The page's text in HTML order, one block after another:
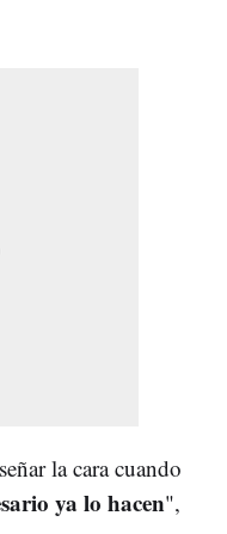
la cara cuando
ya lo hacen",